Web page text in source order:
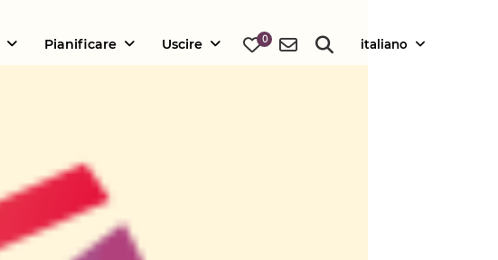
Pianificare Uscire 0 italiano